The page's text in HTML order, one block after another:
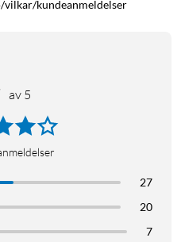
kundeanmeldelser
av 5
27
20
7